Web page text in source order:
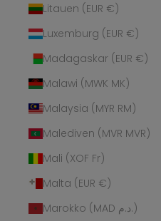
Litauen (EUR €)
Luxemburg (EUR €)
Madagaskar (EUR €)
Malawi (MWK MK)
Malaysia (MYR RM)
Malediven (MVR MVR)
Mali (XOF Fr)
Malta (EUR €)
Marokko (MAD د.م.)